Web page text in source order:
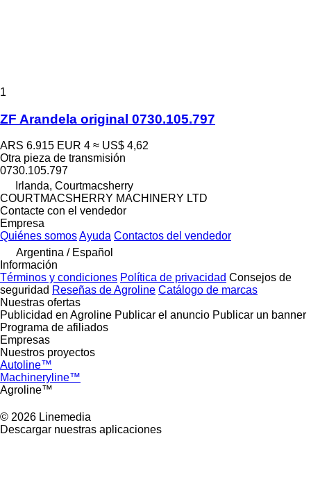
1
ZF Arandela original 0730.105.797
ARS 6.915 EUR 4 ≈ US$ 4,62
Otra pieza de transmisión
0730.105.797
Irlanda, Courtmacsherry
COURTMACSHERRY MACHINERY LTD
Contacte con el vendedor
Empresa
Quiénes somosAyuda Contactos del vendedor
Argentina / Español
Información
Términos y condiciones Política de privacidad Consejos de
seguridad Reseñas de Agroline Catálogo de marcas
Nuestras ofertas
Publicidad en Agroline Publicar el anuncio Publicar un banner
Programa de afiliados
Empresas
Nuestros proyectos
Autoline™
Machineryline™
Agroline™
© 2026 Linemedia
Descargar nuestras aplicaciones